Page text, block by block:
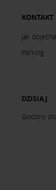
KONTAKT
Jak
Parking
DZISIAJ
Godziny